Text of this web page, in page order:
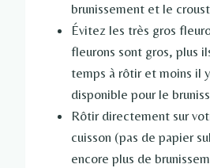
brunissement et le
Évitez les très gros
fleurons sont gros, plus
temps à rôtir et moins il
disponible pour le
Rôtir directement sur
cuisson (pas de papier
encore plus de